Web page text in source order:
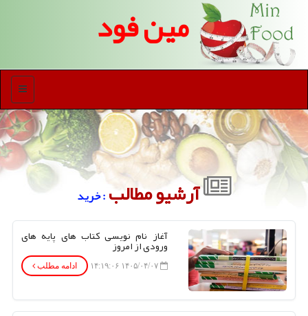
مین فود
منو
آرشیو مطالب : خرید
آغاز نام نویسی کتاب های پایه های
ورودی از امروز
۱۴۰۵/۰۴/۰۷ ۱۴:۱۹:۰۶ ادامه مطلب